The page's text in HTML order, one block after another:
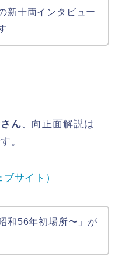
新十両インタビュー
ん、向正面解説は
。
サイト）
和56年初場所〜」が